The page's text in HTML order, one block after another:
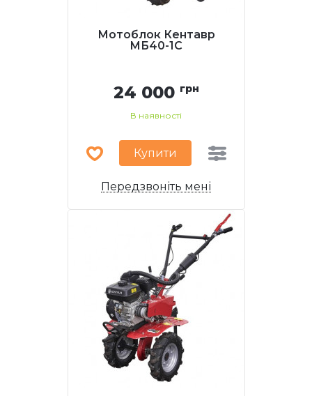
Мотоблок Кентавр
МБ40-1С
24 000 грн
В наявності
Купити
Передзвоніть мені